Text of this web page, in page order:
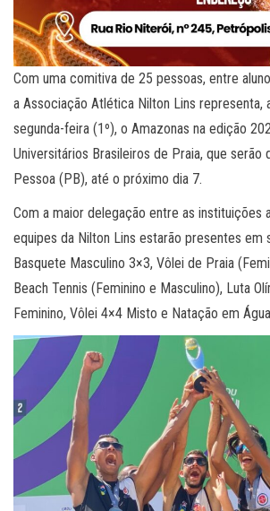
Com uma comitiva de 25 pessoas, entre
a Associação Atlética Nilton Lins representa,
segunda-feira (1º), o Amazonas na edição
Universitários Brasileiros de Praia, que serão
Pessoa (PB), até o próximo dia 7.
Com a maior delegação entre as instituições
equipes da Nilton Lins estarão presentes em
Basquete Masculino 3×3, Vôlei de Praia
Beach Tennis (Feminino e Masculino), Luta
Feminino, Vôlei 4×4 Misto e Natação em